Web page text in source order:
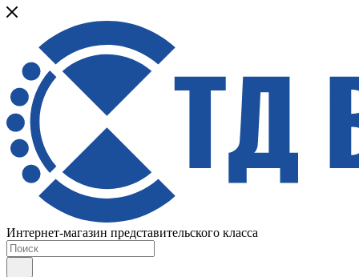
Интернет-магазин представительского класса